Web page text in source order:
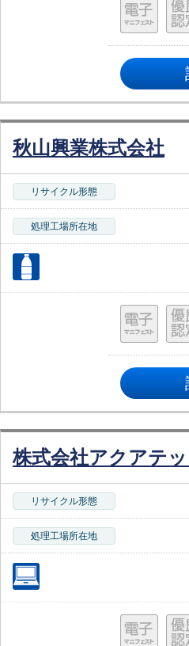
秋山興業株式会社
リサイクル形態
処理工場所在地
株式会社アクアテッ
リサイクル形態
処理工場所在地